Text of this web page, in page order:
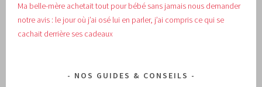
Ma belle-mère achetait tout pour bébé sans jamais nous demander
notre avis : le jour où j’ai osé lui en parler, j’ai compris ce qui se
cachait derrière ses cadeaux
NOS GUIDES & CONSEILS